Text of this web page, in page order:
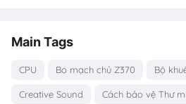
Main Tags
CPU Bo mạch chủ Z370 Bộ
Creative Sound Cách bảo vệ Thư